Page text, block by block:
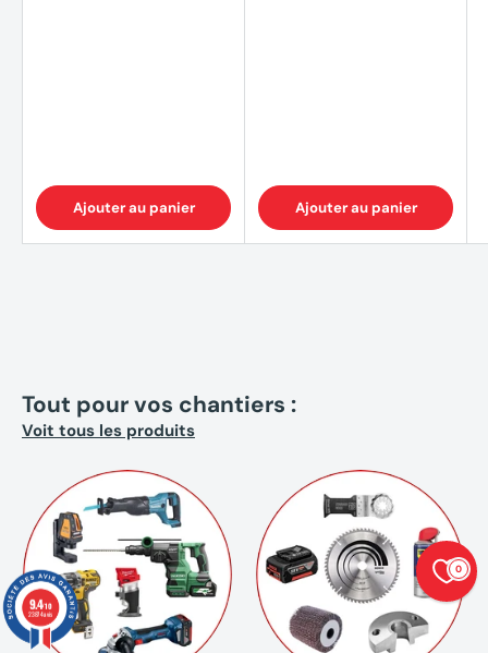
Ajouter au panier Ajouter au panier
Tout pour vos chantiers :
Voit tous les produits
0
9.4/10
23874 avis